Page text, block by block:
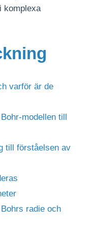
komplexa
varför är de
modellen till
till förståelsen av
radie och